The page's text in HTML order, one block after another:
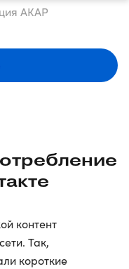
АКАР
контент
Так,
короткие